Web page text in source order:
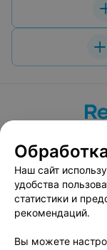
Вакансии
Публичный
Наш сайт
удобства
статистики и
рекомендаций.
Вы можете